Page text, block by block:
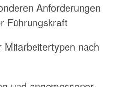
Anforderungen
Führungskraft
Mitarbeitertypen nach